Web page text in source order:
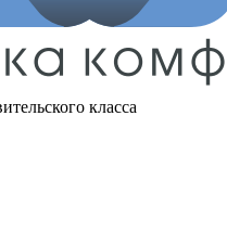
класса